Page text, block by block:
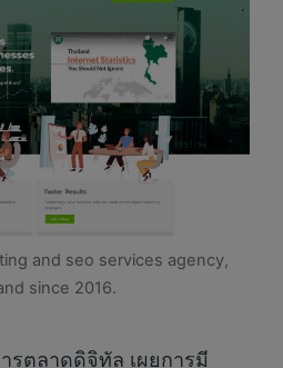
and seo services agency,
since 2016.
รตลาดดิจิทัล เผยการมี